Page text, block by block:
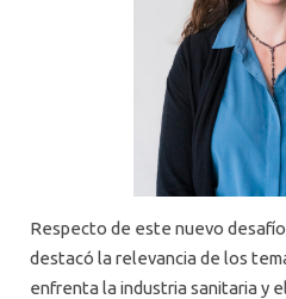
Respecto de este nuevo
destacó la relevancia de los
enfrenta la industria sanitaria y